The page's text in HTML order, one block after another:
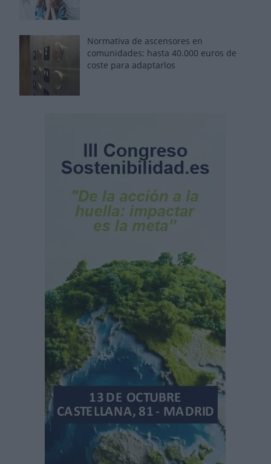
Normativa de ascensores en
comunidades: hasta 40.000 euros de
coste para adaptarlos